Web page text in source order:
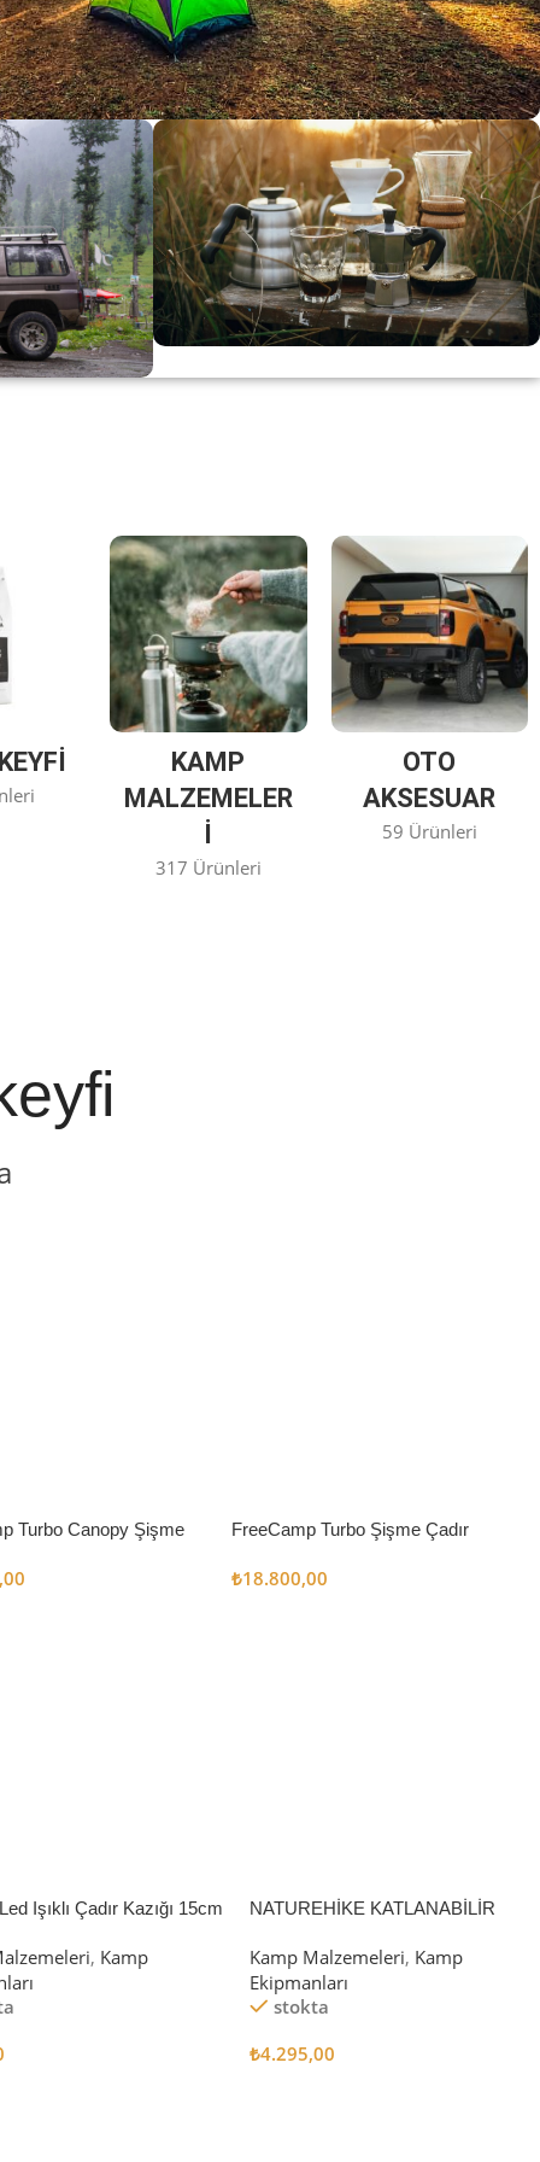
00
SSK
KAMP
MALZEMELER
317 Ürünleri
OTO
AKSESUAR
59 Ürünleri
Turbo Canopy Şişme
FreeCamp Turbo Şişme Çadır
₺18.800,00
Işıklı Çadır Kazığı 15cm
, Kamp
NATUREHİKE KATLANABİLİR
Kamp Malzemeleri, Kamp
Ekipmanları
stokta
₺4.295,00